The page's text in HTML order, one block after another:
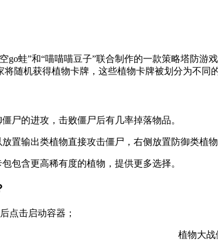
go蛙”和“喵喵喵豆子”联合制作的一款策略塔防
随机获得植物卡牌，这些植物卡牌被划分为不同
尸的进攻，击败僵尸后有几率掉落物品。
置输出类植物直接攻击僵尸，右侧放置防御类植物
包含更高稀有度的植物，提供更多选择。
点击启动容器；